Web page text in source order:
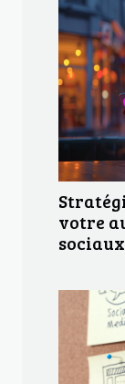
votre
sociaux